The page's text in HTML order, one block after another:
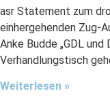
asr Statement zum
einhergehenden Zug-
Anke Budde „GDL
Verhandlungstisch
Weiterlesen »